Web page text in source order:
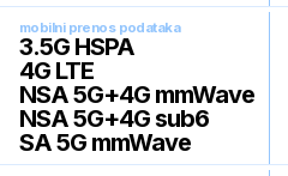
mobilni prenos podataka
3.5G HSPA
4G LTE
NSA 5G+4G mmWave
NSA 5G+4G sub6
SA 5G mmWave